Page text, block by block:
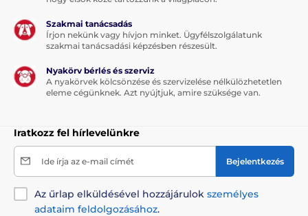
Szakmai tanácsadás
Írjon nekünk vagy hívjon minket. Ügyfélszolgálatunk
szakmai tanácsadási képzésben részesült.
Nyakörv bérlés és szerviz
A nyakörvek kölcsönzése és szervizelése nélkülözhetetlen
eleme cégünknek. Azt nyújtjuk, amire szüksége van.
Iratkozz fel hírlevelünkre
Ide írja az e-mail címét Bejelentkezés
Az űrlap elküldésével hozzájárulok személyes
adataim feldolgozásához.